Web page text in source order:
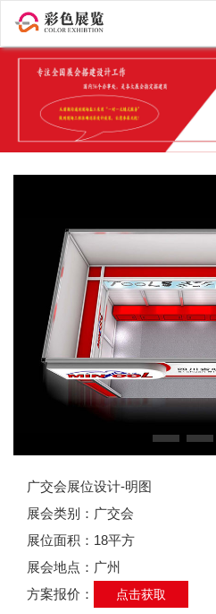
广交会展位设计-明图
展会类别：广交会
展位面积：18平方
展会地点：广州
方案报价：
点击获取